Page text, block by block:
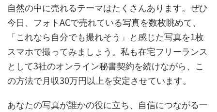
自然の中に売れるテーマはたくさんあります。ぜひ
今日、フォトACで売れている写真を数枚眺めて、
「これなら自分でも撮れそう」と感じた写真を1枚
スマホで撮ってみましょう。私も在宅フリーランス
として3社のオンライン秘書契約を続けながら、こ
の方法で月収30万円以上を安定させています。
あなたの写真が誰かの役に立ち、自信につながる一